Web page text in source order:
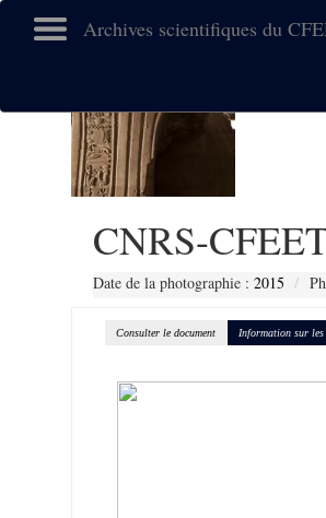
Archives scientifiques du
CNRS-
Date de la photographie : 2015
Consulter le document Information sur les